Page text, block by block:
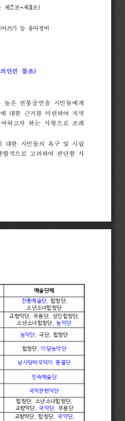
제2 조~제3조)
어쓰기 등 용어정비
안건 참조)
높은 전통공연을 시민들에게
대한 근거를 마련하여 지역
여하고자 하는 사항으로 조례
대한 시민들의 욕구 및 시립
합적으로 고려하여 판단할 사
예술단체
전통예술단, 합창단,
소년소녀합창단
교향악단, 무용단, 성인합창단,
소년소녀합창단, 농악단
농악단, 극단, 합창단
합창단, 이담농악단
남사당바우덕이 풍물단
민속예술단
국악관현악단
합창단, 소년소녀합창단,
교향악단, 국악단,
무용단
교향악단, 합창단, 국악단,